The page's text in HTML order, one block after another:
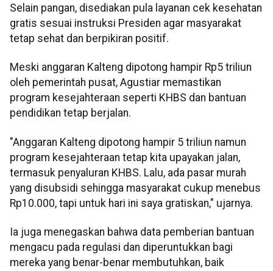
Selain pangan, disediakan pula layanan cek kesehatan
gratis sesuai instruksi Presiden agar masyarakat
tetap sehat dan berpikiran positif.
Meski anggaran Kalteng dipotong hampir Rp5 triliun
oleh pemerintah pusat, Agustiar memastikan
program kesejahteraan seperti KHBS dan bantuan
pendidikan tetap berjalan.
"Anggaran Kalteng dipotong hampir 5 triliun namun
program kesejahteraan tetap kita upayakan jalan,
termasuk penyaluran KHBS. Lalu, ada pasar murah
yang disubsidi sehingga masyarakat cukup menebus
Rp10.000, tapi untuk hari ini saya gratiskan," ujarnya.
Ia juga menegaskan bahwa data pemberian bantuan
mengacu pada regulasi dan diperuntukkan bagi
mereka yang benar-benar membutuhkan, baik